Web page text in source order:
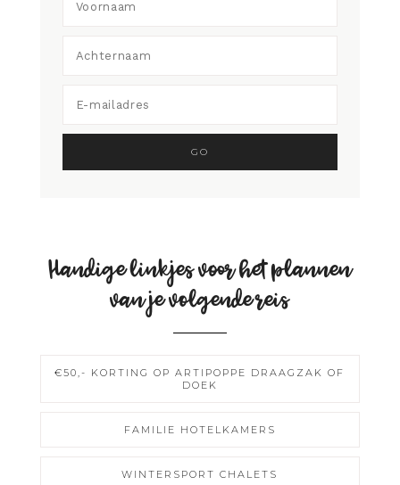
Handige linkjes voor het plannen
van je volgende reis
€50,- KORTING OP ARTIPOPPE DRAAGZAK OF
DOEK
FAMILIE HOTELKAMERS
WINTERSPORT CHALETS